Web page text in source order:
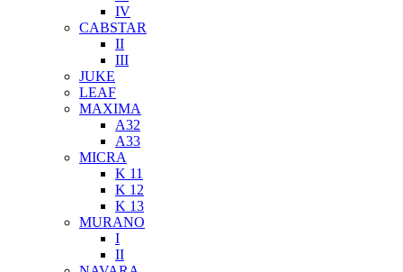
IV
CABSTAR
II
III
JUKE
LEAF
MAXIMA
A32
A33
MICRA
K 11
K 12
K 13
MURANO
I
II